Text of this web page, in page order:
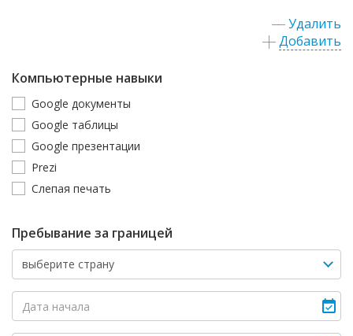
Удалить
Добавить
Компьютерные навыки
Google документы
Google таблицы
Google презентации
Prezi
Слепая печать
Пребывание за границей